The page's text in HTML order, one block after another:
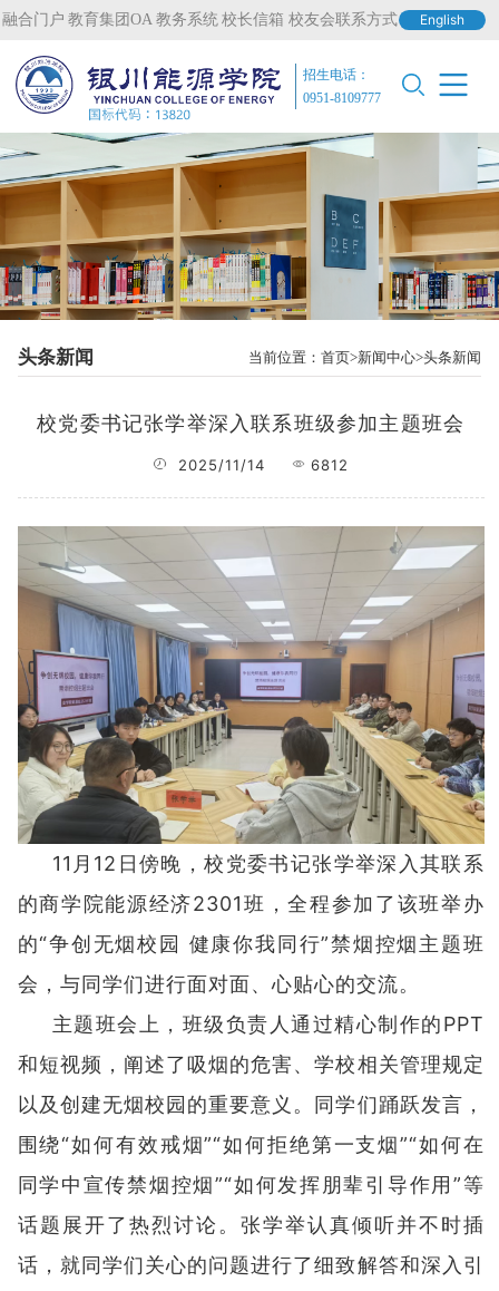
融合门户 教育集团OA 教务系统 校长信箱 校友会联系方式 English
招生电话：
0951-8109777
头条新闻 当前位置：首页 新闻中心 头条新闻
校党委书记张学举深入联系班级参加主题班会
2025/11/14 6812
11月12日傍晚，校党委书记张学举深入其联系
的商学院能源经济2301班，全程参加了该班举办
的“争创无烟校园 健康你我同行”禁烟控烟主题班
会，与同学们进行面对面、心贴心的交流。
主题班会上，班级负责人通过精心制作的PPT
和短视频，阐述了吸烟的危害、学校相关管理规定
以及创建无烟校园的重要意义。同学们踊跃发言，
围绕“如何有效戒烟”“如何拒绝第一支烟”“如何在
同学中宣传禁烟控烟”“如何发挥朋辈引导作用”等
话题展开了热烈讨论。张学举认真倾听并不时插
话，就同学们关心的问题进行了细致解答和深入引